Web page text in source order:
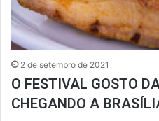
2 de setembro de 2021
O FESTIVAL GOSTO
CHEGANDO A